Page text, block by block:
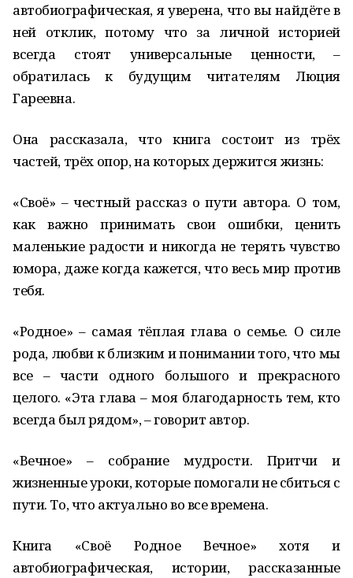
автобиографическая, я уверена, что вы найдёте в
ней отклик, потому что за личной историей
всегда стоят универсальные ценности, –
обратилась к будущим читателям Люция
Гареевна.
Она рассказала, что книга состоит из трёх
частей, трёх опор, на которых держится жизнь:
«Своё» – честный рассказ о пути автора. О том,
как важно принимать свои ошибки, ценить
маленькие радости и никогда не терять чувство
юмора, даже когда кажется, что весь мир против
тебя.
«Родное» – самая тёплая глава о семье. О силе
рода, любви к близким и понимании того, что мы
все – части одного большого и прекрасного
целого. «Эта глава – моя благодарность тем, кто
всегда был рядом», – говорит автор.
«Вечное» – собрание мудрости. Притчи и
жизненные уроки, которые помогали не сбиться с
пути. То, что актуально во все времена.
Книга «Своё Родное Вечное» хотя и
автобиографическая, истории, рассказанные